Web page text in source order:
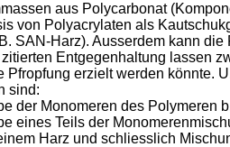
aus Polycarbonat
von Polyacrylaten als
SAN-Harz). Ausserdem kann
Entgegenhaltung lassen
Pfropfung erzielt werden könnte.
sind:
der Monomeren des Polymeren
eines Teils der
Harz und schliesslich